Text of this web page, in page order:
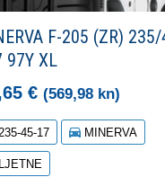
F-205 (ZR)
97Y XL
€ (569,98 kn)
45-17 MINERVA
LJETNE